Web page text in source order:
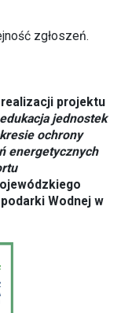
zgłoszeń.
projektu
jednostek
ochrony
energetycznych
Wodnej w